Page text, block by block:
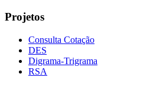
Projetos
Consulta Cotação
DES
Digrama-Trigrama
RSA